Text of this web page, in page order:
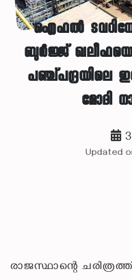
ഐഫൽ
ബുർജ്ജ് ഖലീഫയെ
പഞ്ച്പദ്രയിലെ
മോദി
Updated
രാജസ്ഥാന്റെ